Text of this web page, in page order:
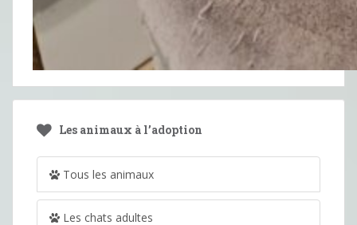
Les animaux à l’adoption
Tous les animaux
Les chats adultes